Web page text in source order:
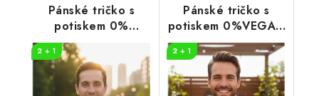
Pánské tričko s
potiskem 0%
VEGAN
2 + 1
Pánské tričko s
potiskem 0%VEGAN
černý potisk
2 + 1